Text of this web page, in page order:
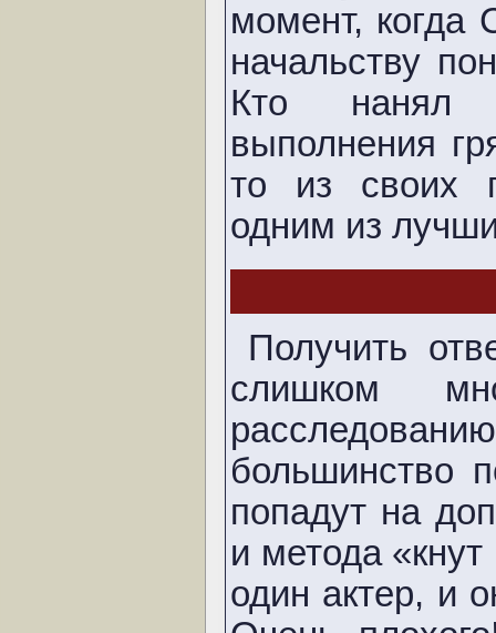
момент, когда
начальству
Кто нанял
выполнения
то из своих
одним из
Получить
слишком
большинство
попадут на
и метода
один актер, и